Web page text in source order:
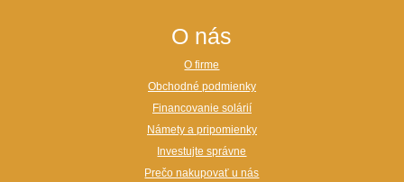
O nás
O firme
Obchodné podmienky
Financovanie solárií
Námety a pripomienky
Investujte správne
Prečo nakupovať u nás